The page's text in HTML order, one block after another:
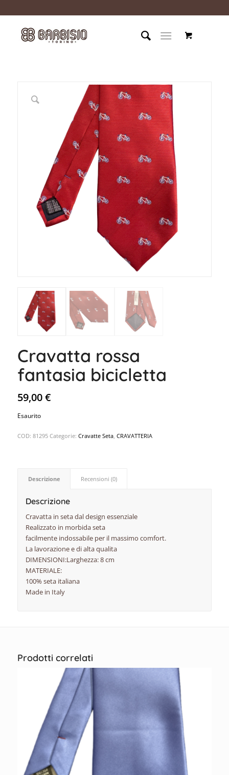
Cravatta rossa
fantasia bicicletta
59,00€
Esaurito
COD: 81295 Categorie: Cravatte Seta, CRAVATTERIA
Descrizione Recensioni (0)
Descrizione
Cravatta in seta dal design essenziale
Realizzato in morbida seta
facilmente indossabile per il massimo comfort.
La lavorazione e di alta qualita
DIMENSIONI:Larghezza: 8 cm
MATERIALE:
100% seta italiana
Made in Italy
Prodotti correlati